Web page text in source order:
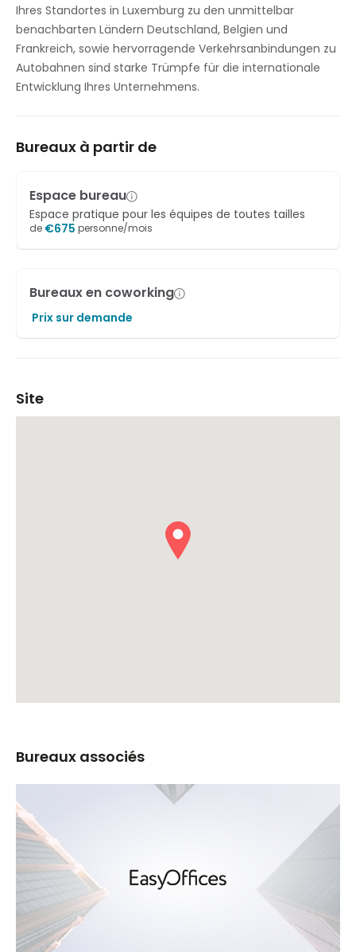
Ihres Standortes in Luxemburg zu den unmittelbar
benachbarten Ländern Deutschland, Belgien und
Frankreich, sowie hervorragende Verkehrsanbindungen zu
Autobahnen sind starke Trümpfe für die internationale
Entwicklung Ihres Unternehmens.
Bureaux à partir de
Espace bureau
Espace pratique pour les équipes de toutes tailles
de €675 personne/mois
Bureaux en coworking
Prix sur demande
Site
Bureaux associés